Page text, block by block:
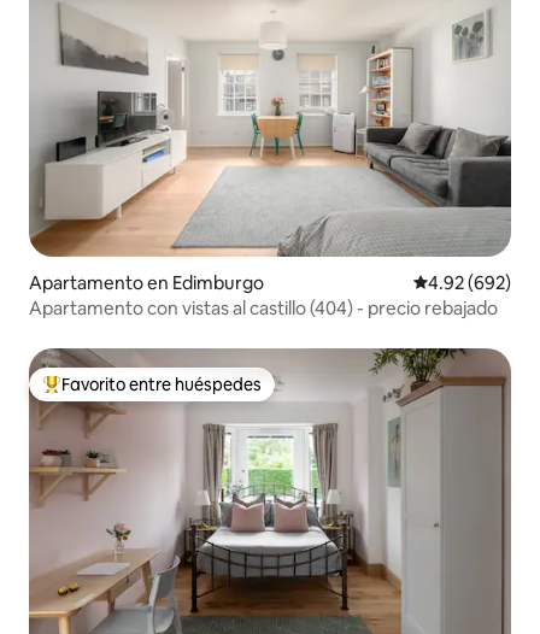
Apartamento en Edimburgo Calificación
4.92 (692)
Apartamento con vistas al castillo (404) - precio rebajado
Favorito entre huéspedes preferido
Favorito entre huéspedes